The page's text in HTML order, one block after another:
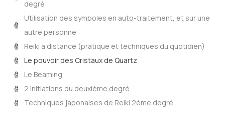
degré
Utilisation des symboles en auto-traitement, et sur une
autre personne
Reiki à distance (pratique et techniques du quotidien)
Le pouvoir des Cristaux de Quartz
Le Beaming
2 Initiations du deuxième degré
Techniques japonaises de Reiki 2ème degré